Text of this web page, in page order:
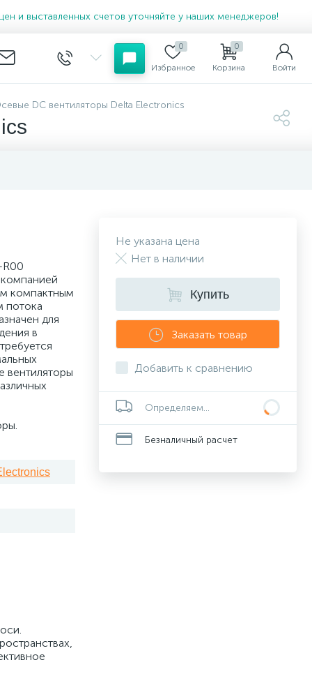
и выставленных счетов уточняйте у наших менеджеров!
0
Избранное
0
Корзина Войти
DC вентиляторы Delta Electronics
R00
компактным
потока
для
в
вентиляторы
Не указана цена
Нет в наличии
Купить
Заказать товар
Добавить к сравнению
Определяем...
Безналичный расчет